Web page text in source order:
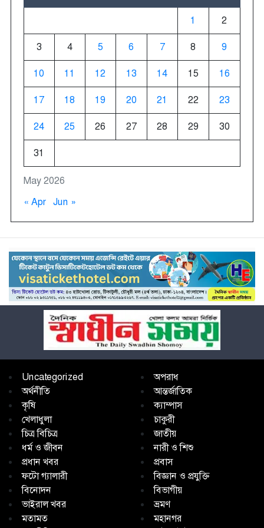
May 2026
1 2
3 4 5 6 7 8 9
10 11 12 13 14 15 16
17 18 19 20 21 22 23
24 25 26 27 28 29 30
31
« Apr Jun »
Uncategorized
অপরাধ
অর্থনীতি
আন্তর্জাতিক
কৃষি
ক্যাম্পাস
খেলাধুলা
চাকুরী
চিত্র বিচিত্র
জাতীয়
ধর্ম ও জীবন
নারী ও শিশু
প্রধান খবর
প্রবাস
ফটো গ্যালারী
বিজ্ঞান ও প্রযুক্তি
বিনোদন
বিভাগীয়
ভাইরাল খবর
ভ্রমণ
মতামত
মহানগর